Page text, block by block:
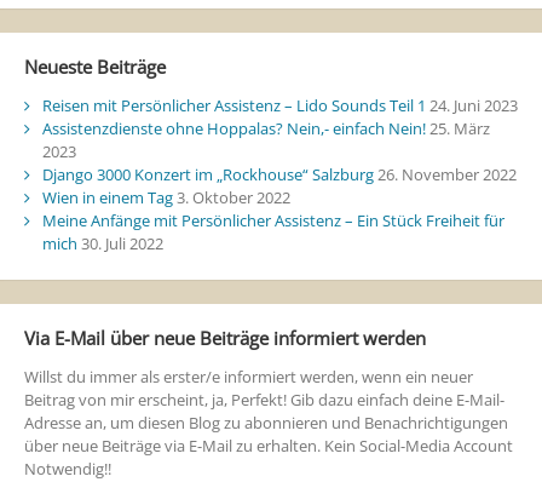
Neueste Beiträge
Reisen mit Persönlicher Assistenz – Lido Sounds Teil 1 24. Juni 2023
Assistenzdienste ohne Hoppalas? Nein,- einfach Nein!25. März
2023
Django 3000 Konzert im „Rockhouse“ Salzburg26. November 2022
Wien in einem Tag3. Oktober 2022
Meine Anfänge mit Persönlicher Assistenz – Ein Stück Freiheit für
mich 30. Juli 2022
Via E-Mail über neue Beiträge informiert werden
Willst du immer als erster/e informiert werden, wenn ein neuer
Beitrag von mir erscheint, ja, Perfekt! Gib dazu einfach deine E-Mail-
Adresse an, um diesen Blog zu abonnieren und Benachrichtigungen
über neue Beiträge via E-Mail zu erhalten. Kein Social-Media Account
Notwendig!!